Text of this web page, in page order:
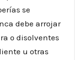
se
debe arrojar
o disolventes
u otras